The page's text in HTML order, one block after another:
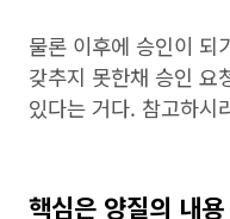
물론 이후에 승인이 되
갖추지 못한채 승인 요
있다는 거다. 참고하시
핵심은 양질의 내용